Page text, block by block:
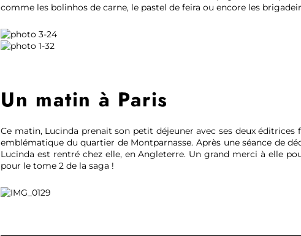
comme les bolinhos de carne, le pastel de feira ou encore les
Un matin à Paris
Ce matin, Lucinda prenait son petit déjeuner avec ses deux éditrices
emblématique du quartier de Montparnasse. Après une séance de
Lucinda est rentré chez elle, en Angleterre. Un grand merci à elle
pour le tome 2 de la saga !